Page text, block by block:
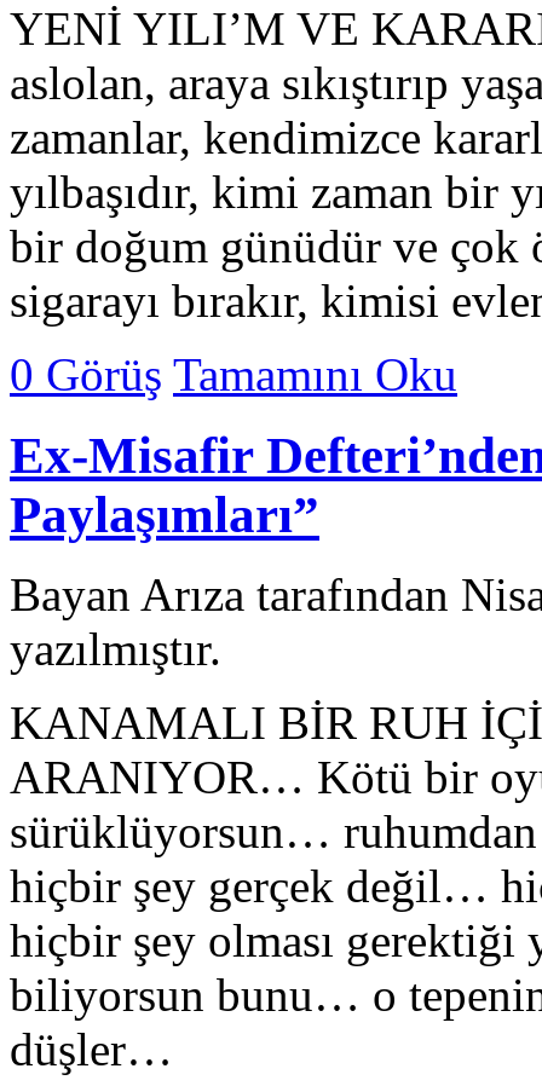
YENİ YILI’M VE
aslolan, araya sıkıştırıp
zamanlar, kendimizce
yılbaşıdır, kimi zaman bir
bir doğum günüdür ve çok
sigarayı bırakır, kimisi
0 Görüş Tamamını Oku
Ex-Misafir
Paylaşımları”
Bayan Arıza tarafından
yazılmıştır.
KANAMALI BİR RUH
ARANIYOR… Kötü bir
sürüklüyorsun… ruhumdan
hiçbir şey gerçek değil…
hiçbir şey olması
biliyorsun bunu… o
düşler…